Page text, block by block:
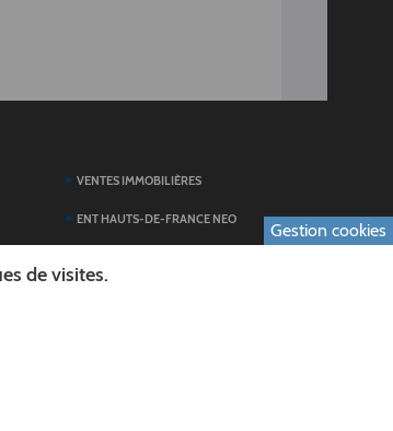
VENTES IMMOBILIÈRES
ENT HAUTS-DE-FRANCE NEO
Gestion cookies
de visites.